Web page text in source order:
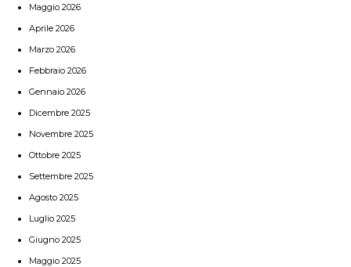
Maggio 2026
Aprile 2026
Marzo 2026
Febbraio 2026
Gennaio 2026
Dicembre 2025
Novembre 2025
Ottobre 2025
Settembre 2025
Agosto 2025
Luglio 2025
Giugno 2025
Maggio 2025